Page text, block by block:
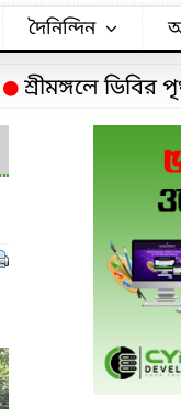
দৈনিন্দিন
শ্রীমঙ্গলে ডিবির